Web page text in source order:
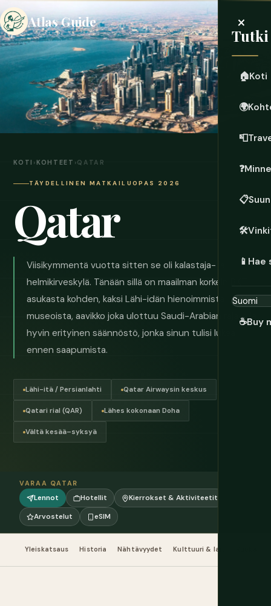
Atlas Guide ×
Tutki
🏠Koti
🌍
📮
❓
📋
🛠️
📱 Hae
☕Buy
KOTI ›KOHTEET ›QATAR
TÄYDELLINEN MATKAILUOPAS 2026
Qatar
Viisikymmentä vuotta sitten se oli kalastaja- ja
helmikirveskylä. Tänään sillä on maailman korkein BKT
asukasta kohden, kaksi Lähi-idän hienoimmista
museoista, aavikko joka ulottuu Saudi-Arabian rajalle ja
hyvin erityinen säännöstö, jonka sinun tulisi lukea
ennen saapumista.
Lähi-itä / Persianlahti Qatar Airwaysin keskus
Qatari rial (QAR) Lähes kokonaan Doha
Vältä kesää–syksyä
VARAA QATAR
Lennot Hotellit
Kierrokset & Aktiviteetit
Arvostelut
eSIM
Yleiskatsaus Historia Nähtävyydet Kulttuuri & lait